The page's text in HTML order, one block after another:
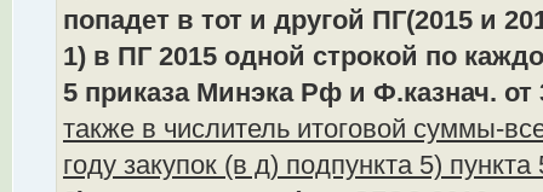
попадет в тот и другой ПГ(2015 и
1) в ПГ 2015 одной строкой по
5 приказа Минэка Рф и Ф.казнач. от
также в числитель итоговой суммы-
году закупок (в д) подпункта 5)